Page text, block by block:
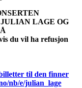
LAGE OG
du vil ha refusjon
til den finner
nb/e/julian_lage